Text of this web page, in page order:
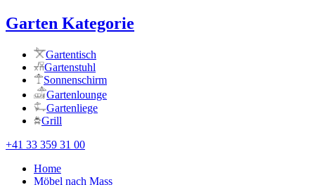
Garten Kategorie
Gartentisch
Gartenstuhl
Sonnenschirm
Gartenlounge
Gartenliege
Grill
+41 33 359 31 00
Home
Möbel nach Mass